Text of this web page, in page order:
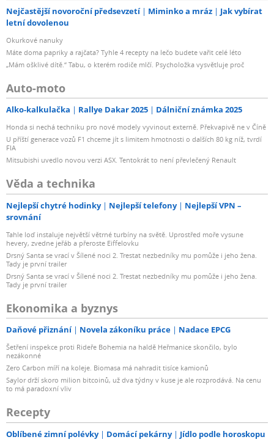
Nejčastější novoroční předsevzetí Miminko a mráz
Jak vybírat
letní dovolenou
Okurkové nanuky
Máte doma papriky a rajčata? Tyhle 4 recepty na lečo budete vařit celé léto
„Mám ošklivé dítě.“ Tabu, o kterém rodiče mlčí. Psycholožka vysvětluje proč
Auto-moto
Alko-kalkulačka Rallye Dakar 2025 Dálniční známka 2025
Honda si nechá techniku pro nové modely vyvinout externě. Překvapivě ne v Číně
U příští generace vozů F1 chceme jít s limitem hmotnosti o dalších 80 kg níž, tvrdí
FIA
Mitsubishi uvedlo novou verzi ASX. Tentokrát to není převlečený Renault
Věda a technika
Nejlepší chytré hodinky Nejlepší telefony
Nejlepší VPN –
srovnání
Tahle loď instaluje největší větrné turbíny na světě. Uprostřed moře vysune
hevery, zvedne jeřáb a přeroste Eiffelovku
Drsný Santa se vrací v Šílené noci 2. Trestat nezbedníky mu pomůže i jeho žena.
Tady je první trailer
Drsný Santa se vrací v Šílené noci 2. Trestat nezbedníky mu pomůže i jeho žena.
Tady je první trailer
Ekonomika a byznys
Daňové přiznání Novela zákoníku práce Nadace EPCG
Šetření inspekce proti Rideře Bohemia na haldě Heřmanice skončilo, bylo
nezákonné
Zero Carbon míří na koleje. Biomasa má nahradit tisíce kamionů
Saylor drží skoro milion bitcoinů, už dva týdny v kuse je ale rozprodává. Na cenu
to má paradoxní vliv
Recepty
Oblíbené zimní polévky Domácí pekárny Jídlo podle horoskopu